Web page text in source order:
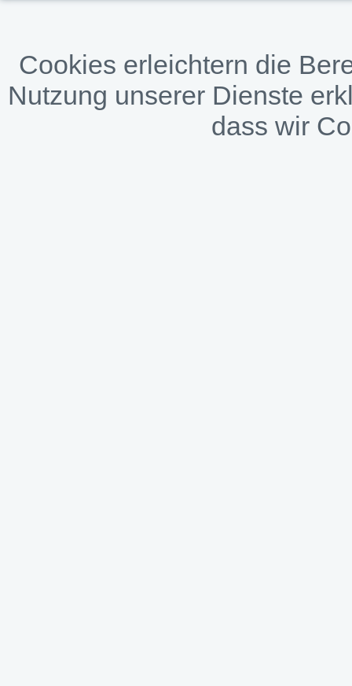
Cookies erleichtern die
Nutzung unserer Dienste
dass wir